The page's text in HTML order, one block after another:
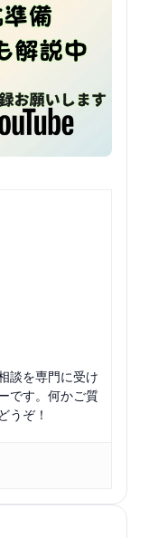
談を専門に受け
です。何かご質
うぞ！